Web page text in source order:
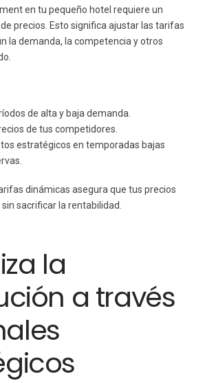
en tu pequeño hotel requiere un
de precios. Esto significa ajustar las tarifas
la demanda, la competencia y otros
de alta y baja demanda.
de tus competidores.
estratégicos en temporadas bajas
dinámicas asegura que tus precios
sin sacrificar la rentabilidad.
la
a través